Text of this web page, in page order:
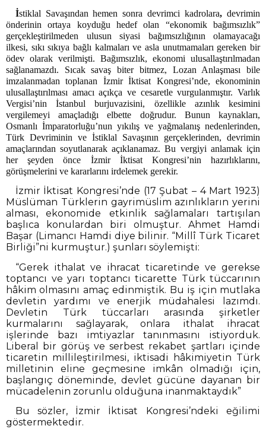
İstiklal Savaşından hemen sonra devrimci kadrolara, devrimin
önderinin ortaya koyduğu
hedef olan “ekonomik bağımsızlık”
gerçekleştirilmeden ulusun siyasi bağımsızlığının olamayacağı
ilkesi, sıkı sıkıya bağlı kalmaları ve asla unutmamaları gereken bir
ödev olarak verilmişti. Bağımsızlık, ekonomi ulusallaştırılmadan
sağlanamazdı. Sıcak savaş biter bitmez, Lozan Anlaşması bile
imzalanmadan toplanan İzmir İktisat Kongresi’nde, ekonominin
ulusallaştırılması amacı açıkça ve cesaretle vurgulanmıştır. Varlık
Vergisi’nin İstanbul burjuvazisini, özellikle azınlık kesimini
vergilemeyi amaçladığı elbette doğrudur. Bunun kaynakları,
Osmanlı İmparatorluğu’nun yıkılış ve yağmalanış nedenlerinden,
Türk Devriminin ve İstiklal Savaşının gerçeklerinden, devrimin
amaçlarından soyutlanarak açıklanamaz. Bu vergiyi anlamak için
her şeyden önce İzmir İktisat Kongresi’nin hazırlıklarını,
görüşmelerini ve kararlarını irdelemek gerekir.
İzmir İktisat Kongresi’nde (17 Şubat – 4 Mart 1923)
Müslüman Türklerin gayrimüslim azınlıkların yerini
alması, ekonomide etkinlik sağlamaları tartışılan
başlıca konulardan biri olmuştur. Ahmet Hamdi
Başar (Limancı Hamdi diye bilinir. “Millî Türk Ticaret
Birliği”ni kurmuştur.) şunları söylemişti:
“Gerek ithalat ve ihracat ticaretinde ve gerekse
toptancı ve yarı toptancı ticarette Türk tüccarının
hâkim olmasını amaç edinmiştik. Bu iş için mutlaka
devletin yardımı ve enerjik müdahalesi lazımdı.
Devletin Türk tüccarları arasında şirketler
kurmalarını sağlayarak, onlara ithalat ihracat
işlerinde bazı imtiyazlar tanınmasını istiyorduk.
Liberal bir görüş ve serbest rekabet şartları içinde
ticaretin millileştirilmesi, iktisadi hâkimiyetin Türk
milletinin eline geçmesine imkân olmadığı için,
başlangıç döneminde, devlet gücüne dayanan bir
mücadelenin zorunlu olduğuna inanmaktaydık”
Bu sözler, İzmir İktisat Kongresi’ndeki eğilimi
göstermektedir.